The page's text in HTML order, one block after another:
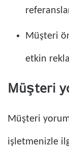
Müşteri
etkin
Müşteri
Müşteri
işletmenizle